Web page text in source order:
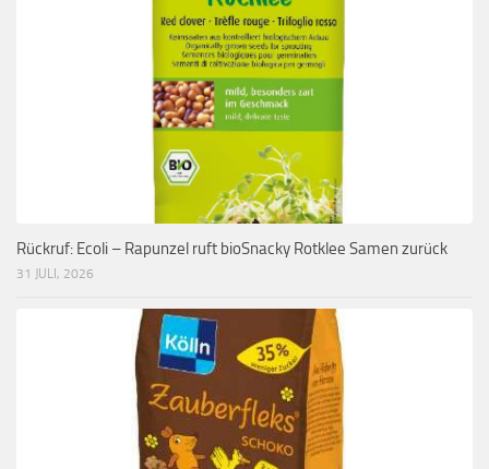
Rückruf: Ecoli – Rapunzel ruft bioSnacky Rotklee Samen zurück
31 JULI, 2026